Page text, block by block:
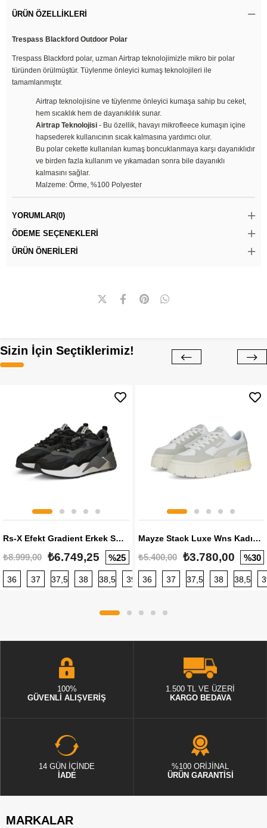
ÜRÜN ÖZELLIKLERI
Trespass Blackford Outdoor Polar
Trespass Blackford polar, uzman Airtrap teknolojimizle mikro bir polar
türünden örülmüştür. Tüylenme önleyici kumaş teknolojileri ile
tamamlanmıştır.
Airtrap teknolojisine ve tüylenme önleyici kumaşa sahip bu ceket,
hem sıcaklık hem de dayanıklılık sunar.
Airtrap Teknolojisi - Bu özellik, havayı mikrofleece kumaşın içine
hapsederek kullanıcının sıcak kalmasına yardımcı olur.
Bu polar cekette kullanılan kumaş boncuklanmaya karşı dayanıklıdır
ve birden fazla kullanım ve yıkamadan sonra bile dayanıklı
kalmasını sağlar.
Malzeme: Örme, %100 Polyester
YORUMLAR(0)
ÖDEME SEÇENEKLERI
ÜRÜN ÖNERILERI
Sizin İçin Seçtiklerimiz!
Rs-X Efekt Gradient Erkek Sneaker
₺8.999,00 ₺6.749,25 %25
36 37 37,5 38 38,5 39 40 40,5 41 42 42,5
Mayze Stack Luxe Wns Kadın Sneaker
₺5.400,00 ₺3.780,00 %30
36 37 37,5 38 38,5
100%
GÜVENLİ ALIŞVERİŞ
1.500 TL VE ÜZERİ
KARGO BEDAVA
14 GÜN İÇİNDE
İADE
%100 ORİJİNAL
ÜRÜN GARANTİSİ
MARKALAR